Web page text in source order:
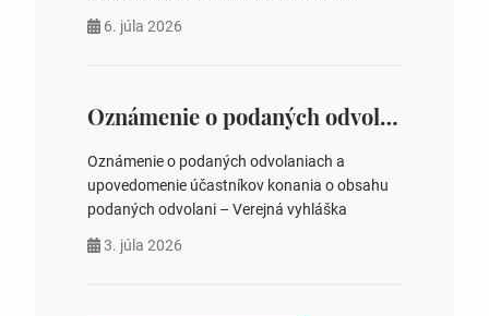
na hlasovaní https://www.volbysr.sk/…
6. júla 2026
Oznámenie o podaných odvolaniach a upovedomenie účastníkov konania o obsahu podaných odvolani – Verejná vyhláška
Oznámenie o podaných odvolaniach a
upovedomenie účastníkov konania o obsahu
podaných odvolani – Verejná vyhláška
3. júla 2026